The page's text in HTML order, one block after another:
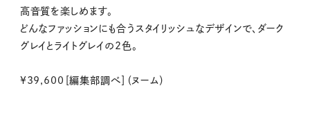
高音質を楽しめます。
どんなファッションにも合うスタイリッシュなデザインで、ダーク
グレイとライトグレイの2色。
¥39,600［編集部調べ］（ヌーム）